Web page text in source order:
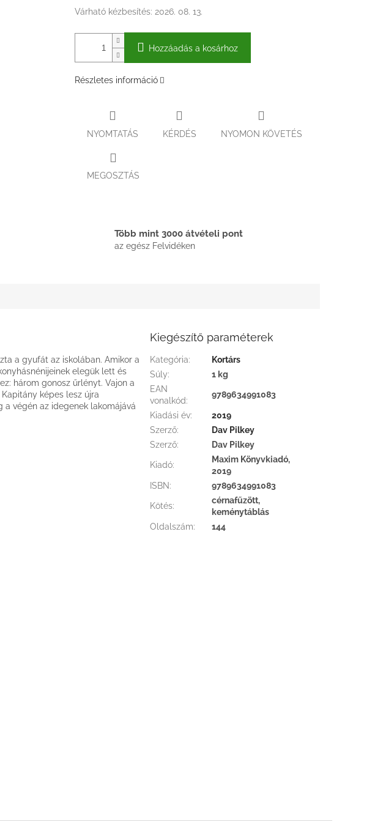
Várható kézbesítés: 2026. 08. 13.
Hozzáadás a kosárhoz
Részletes információ
NYOMTATÁS KÉRDÉS NYOMON KÖVETÉS
MEGOSZTÁS
Több mint 3000 átvételi pont
az egész Felvidéken
a gyufát az iskolában. Amikor a
elegük lett és
három gonosz űrlényt. Vajon a
képes lesz újra
végén az idegenek lakomájává
Kiegészítő paraméterek
Kategória:
Kortárs
Súly:
1 kg
EAN
vonalkód:
9789634991083
Kiadási év:
2019
Szerző:
Dav Pilkey
Szerző: Dav Pilkey
Kiadó:
Maxim Könyvkiadó,
2019
ISBN: 9789634991083
Kötés:
cérnafűzött,
keménytáblás
Oldalszám: 144